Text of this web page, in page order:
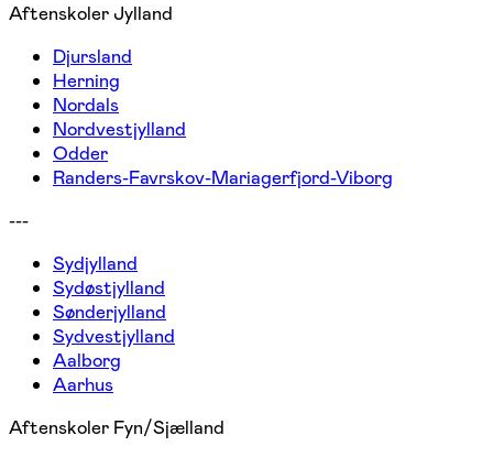
Aftenskoler Jylland
Djursland
Herning
Nordals
Nordvestjylland
Odder
Randers-Favrskov-Mariagerfjord-Viborg
---
Sydjylland
Sydøstjylland
Sønderjylland
Sydvestjylland
Aalborg
Aarhus
Aftenskoler Fyn/Sjælland